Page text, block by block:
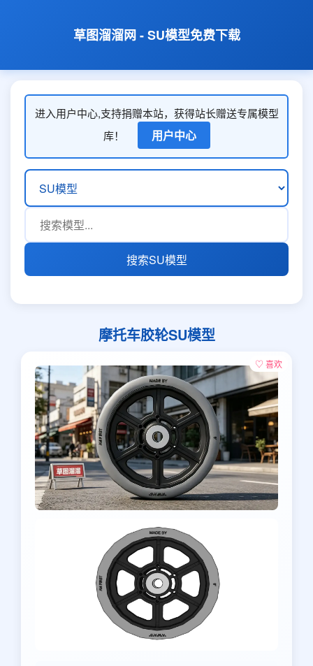
草图溜溜网 - SU模型免费下载
进入用户中心,支持捐赠本站，获得站长赠送专属模型
库！
用户中心
搜索SU模型
摩托车胶轮SU模型
♡ 喜欢